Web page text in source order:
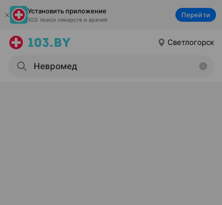
Установить приложение
103: поиск лекарств и врачей
Перейти
Светлогорск